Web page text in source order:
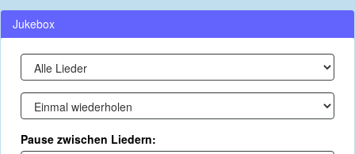
Jukebox
Pause zwischen Liedern: